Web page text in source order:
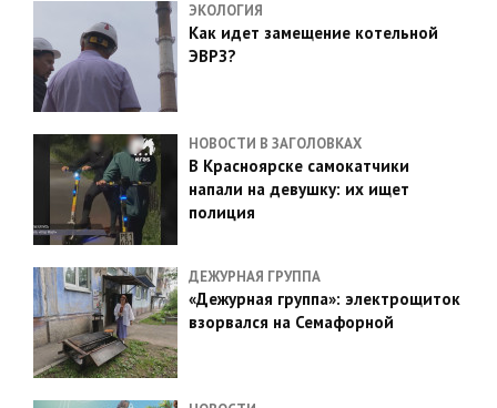
ЭКОЛОГИЯ
Как идет замещение котельной
ЭВРЗ?
НОВОСТИ В ЗАГОЛОВКАХ
В Красноярске самокатчики
напали на девушку: их ищет
полиция
ДЕЖУРНАЯ ГРУППА
«Дежурная группа»: электрощиток
взорвался на Семафорной